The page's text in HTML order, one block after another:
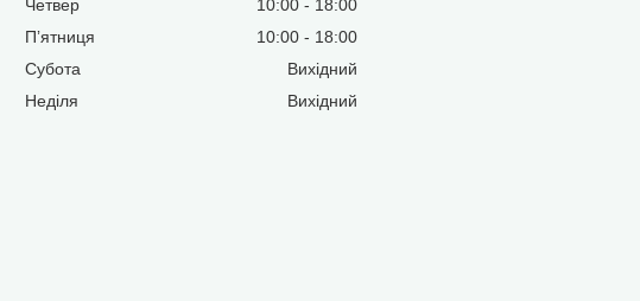
Четвер
10:00
18:00
Пʼятниця
10:00
18:00
Субота
Вихідний
Неділя
Вихідний